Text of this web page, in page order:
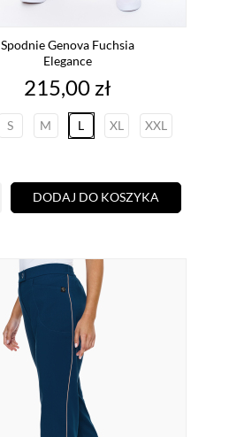
Spodnie Genova Fuchsia
Elegance
Cena
215,00 zł
S M L XL XXL
DODAJ DO KOSZYKA